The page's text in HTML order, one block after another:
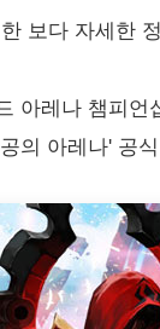
한 보다 자세한
아레나 챔피
의 아레나' 공